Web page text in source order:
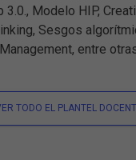
3.0., Modelo HIP,
Sesgos
Management, entre
TODO EL PLANTEL